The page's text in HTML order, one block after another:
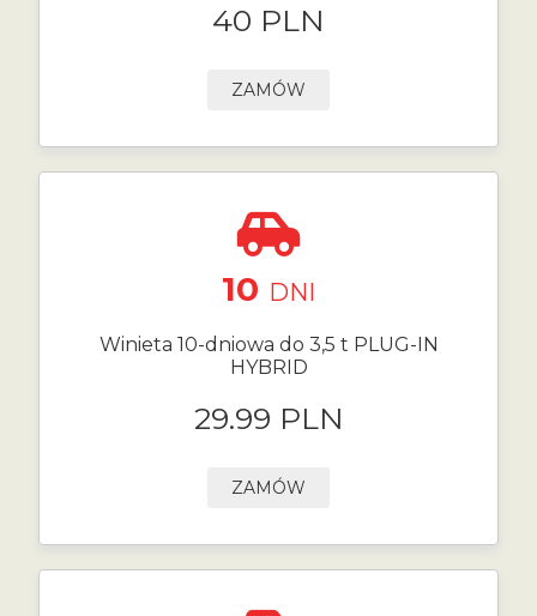
40 PLN
ZAMÓW
10 DNI
Winieta 10-dniowa do 3,5 t PLUG-IN
HYBRID
29.99 PLN
ZAMÓW